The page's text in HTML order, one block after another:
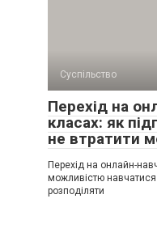
Суспільство
Перехід на
класах: як
не втратити
Перехід на онлайн-
можливістю
розподіляти